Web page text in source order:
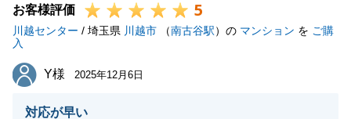
お客様評価 5
川越センター / 埼玉県 川越市 （南古谷駅）の マンション を ご購
入
Y様
Y様 2025年12月6日
対応が早い